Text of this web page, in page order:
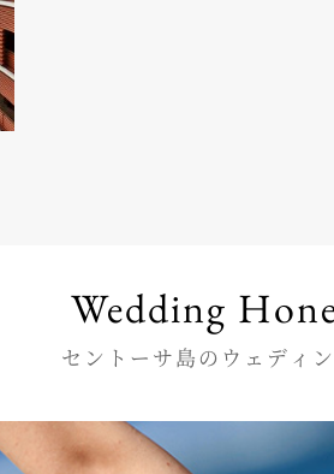
Wedding
セントーサ島のウェディ